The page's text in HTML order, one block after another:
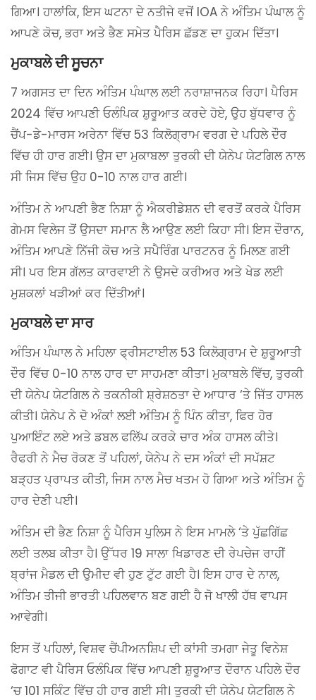
ਗਿਆ। ਹਾਲਾਂਕਿ, ਇਸ ਘਟਨਾ ਦੇ ਨਤੀਜੇ ਵਜੋਂ IOA ਨੇ ਅੰਤਿਮ ਪੰਘਾਲ ਨੂੰ
ਆਪਣੇ ਕੋਚ, ਭਰਾ ਅਤੇ ਭੈਣ ਸਮੇਤ ਪੈਰਿਸ ਛੱਡਣ ਦਾ ਹੁਕਮ ਦਿੱਤਾ।
ਮੁਕਾਬਲੇ ਦੀ ਸੂਚਨਾ
7 ਅਗਸਤ ਦਾ ਦਿਨ ਅੰਤਿਮ ਪੰਘਾਲ ਲਈ ਨਰਾਸ਼ਾਜਨਕ ਰਿਹਾ। ਪੈਰਿਸ
2024 ਵਿੱਚ ਆਪਣੀ ਓਲੰਪਿਕ ਸ਼ੁਰੂਆਤ ਕਰਦੇ ਹੋਏ, ਉਹ ਬੁੱਧਵਾਰ ਨੂੰ
ਚੈਂਪ-ਡੇ-ਮਾਰਸ ਅਰੇਨਾ ਵਿੱਚ 53 ਕਿਲੋਗ੍ਰਾਮ ਵਰਗ ਦੇ ਪਹਿਲੇ ਦੌਰ
ਵਿੱਚ ਹੀ ਹਾਰ ਗਈ। ਉਸ ਦਾ ਮੁਕਾਬਲਾ ਤੁਰਕੀ ਦੀ ਯੇਨੇਪ ਯੇਟਗਿਲ ਨਾਲ
ਸੀ ਜਿਸ ਵਿੱਚ ਉਹ 0-10 ਨਾਲ ਹਾਰ ਗਈ।
ਅੰਤਿਮ ਨੇ ਆਪਣੀ ਭੈਣ ਨਿਸ਼ਾ ਨੂੰ ਐਕਰੀਡੇਸ਼ਨ ਦੀ ਵਰਤੋਂ ਕਰਕੇ ਪੈਰਿਸ
ਗੇਮਸ ਵਿਲੇਜ ਤੋਂ ਉਸਦਾ ਸਮਾਨ ਲੈ ਆਉਣ ਲਈ ਕਿਹਾ ਸੀ। ਇਸ ਦੌਰਾਨ,
ਅੰਤਿਮ ਆਪਣੇ ਨਿੱਜੀ ਕੋਚ ਅਤੇ ਸਪੈਰਿੰਗ ਪਾਰਟਨਰ ਨੂੰ ਮਿਲਣ ਗਈ
ਸੀ। ਪਰ ਇਸ ਗੱਲਤ ਕਾਰਵਾਈ ਨੇ ਉਸਦੇ ਕਰੀਅਰ ਅਤੇ ਖੇਡ ਲਈ
ਮੁਸ਼ਕਲਾਂ ਖੜੀਆਂ ਕਰ ਦਿੱਤੀਆਂ।
ਮੁਕਾਬਲੇ ਦਾ ਸਾਰ
ਅੰਤਿਮ ਪੰਘਾਲ ਨੇ ਮਹਿਲਾ ਫ੍ਰੀਸਟਾਈਲ 53 ਕਿਲੋਗ੍ਰਾਮ ਦੇ ਸ਼ੁਰੂਆਤੀ
ਦੌਰ ਵਿੱਚ 0-10 ਨਾਲ ਹਾਰ ਦਾ ਸਾਹਮਣਾ ਕੀਤਾ। ਮੁਕਾਬਲੇ ਵਿੱਚ, ਤੁਰਕੀ
ਦੀ ਯੇਨੇਪ ਯੇਟਗਿਲ ਨੇ ਤਕਨੀਕੀ ਸ਼੍ਰੇਸ਼ਠਤਾ ਦੇ ਆਧਾਰ ‘ਤੇ ਜਿੱਤ ਹਾਸਲ
ਕੀਤੀ। ਯੇਨੇਪ ਨੇ ਦੋ ਅੰਕਾਂ ਲਈ ਅੰਤਿਮ ਨੂੰ ਪਿੰਨ ਕੀਤਾ, ਫਿਰ ਹੋਰ
ਪੁਆਇੰਟ ਲਏ ਅਤੇ ਡਬਲ ਫਲਿੱਪ ਕਰਕੇ ਚਾਰ ਅੰਕ ਹਾਸਲ ਕੀਤੇ।
ਰੈਫਰੀ ਨੇ ਮੈਚ ਰੋਕਣ ਤੋਂ ਪਹਿਲਾਂ, ਯੇਨੇਪ ਨੇ ਦਸ ਅੰਕਾਂ ਦੀ ਸਪੱਸ਼ਟ
ਬੜ੍ਹਤ ਪ੍ਰਾਪਤ ਕੀਤੀ, ਜਿਸ ਨਾਲ ਮੈਚ ਖਤਮ ਹੋ ਗਿਆ ਅਤੇ ਅੰਤਿਮ ਨੂੰ
ਹਾਰ ਦੇਣੀ ਪਈ।
ਅੰਤਿਮ ਦੀ ਭੈਣ ਨਿਸ਼ਾ ਨੂੰ ਪੈਰਿਸ ਪੁਲਿਸ ਨੇ ਇਸ ਮਾਮਲੇ ‘ਤੇ ਪੁੱਛਗਿੱਛ
ਲਈ ਤਲਬ ਕੀਤਾ ਹੈ। ਉੱਧਰ 19 ਸਾਲਾ ਖਿਡਾਰਣ ਦੀ ਰੇਪਚੇਜ ਰਾਹੀਂ
ਬ੍ਰਾਂਜ ਮੈਡਲ ਦੀ ਉਮੀਦ ਵੀ ਹੁਣ ਟੁੱਟ ਗਈ ਹੈ। ਇਸ ਹਾਰ ਦੇ ਨਾਲ,
ਅੰਤਿਮ ਤੀਜੀ ਭਾਰਤੀ ਪਹਿਲਵਾਨ ਬਣ ਗਈ ਹੈ ਜੋ ਖਾਲੀ ਹੱਥ ਵਾਪਸ
ਆਵੇਗੀ।
ਇਸ ਤੋਂ ਪਹਿਲਾਂ, ਵਿਸ਼ਵ ਚੈਂਪੀਅਨਸ਼ਿਪ ਦੀ ਕਾਂਸੀ ਤਮਗਾ ਜੇਤੂ ਵਿਨੇਸ਼
ਫੋਗਾਟ ਵੀ ਪੈਰਿਸ ਓਲੰਪਿਕ ਵਿੱਚ ਆਪਣੀ ਸ਼ੁਰੂਆਤ ਦੌਰਾਨ ਪਹਿਲੇ ਦੌਰ
‘ਚ 101 ਸਕਿੰਟ ਵਿੱਚ ਹੀ ਹਾਰ ਗਈ ਸੀ। ਤੁਰਕੀ ਦੀ ਯੇਨੇਪ ਯੇਟਗਿਲ ਨੇ